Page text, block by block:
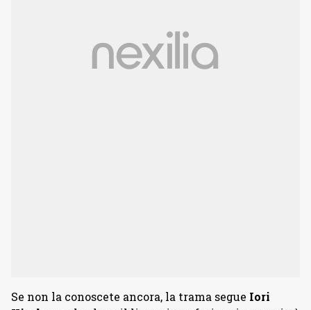
Se non la conoscete ancora, la trama segue Iori